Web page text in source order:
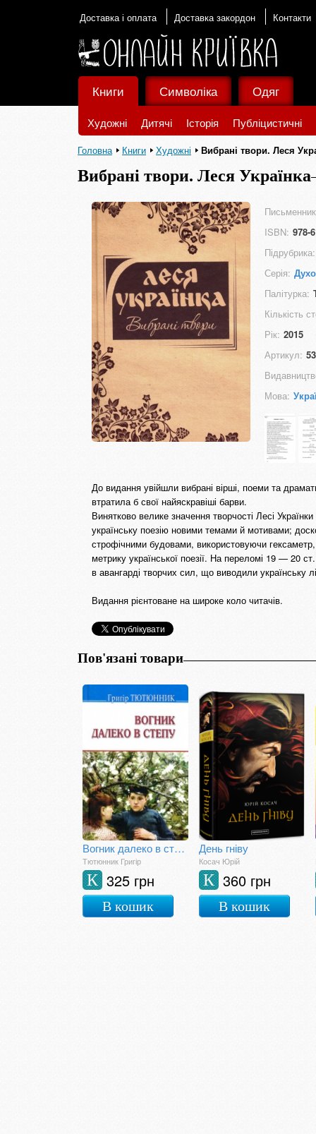
Доставка і оплата Доставка закордон Контакти
Книги
Художні Дитячі Історія Публіцистичні
Символіка Одяг
Головна Книги Художні Вибрані твори. Леся
Вибрані твори. Леся Українка
ISBN: 978-
Підрубрика:
Серія:
Палітурка:
Кількість
Рік: 2015
Артикул:
Мова:
До видання увійшли вибрані вірші, поеми та
втратила б свої найяскравіші барви.
Винятково велике значення творчості Лесі
українську поезію новими темами й мотивами;
строфічними будовами, використовуючи
метрику української поезії. На переломі 19 — 20
в авангарді творчих сил, що виводили українську
Видання рієнтоване на широке коло читачів.
Пов'язані товари
Вогник далеко в степу
Тютюнник Григір
325 грн
К
В кошик
День гніву
Косач Юрій
360 грн
К
В кошик